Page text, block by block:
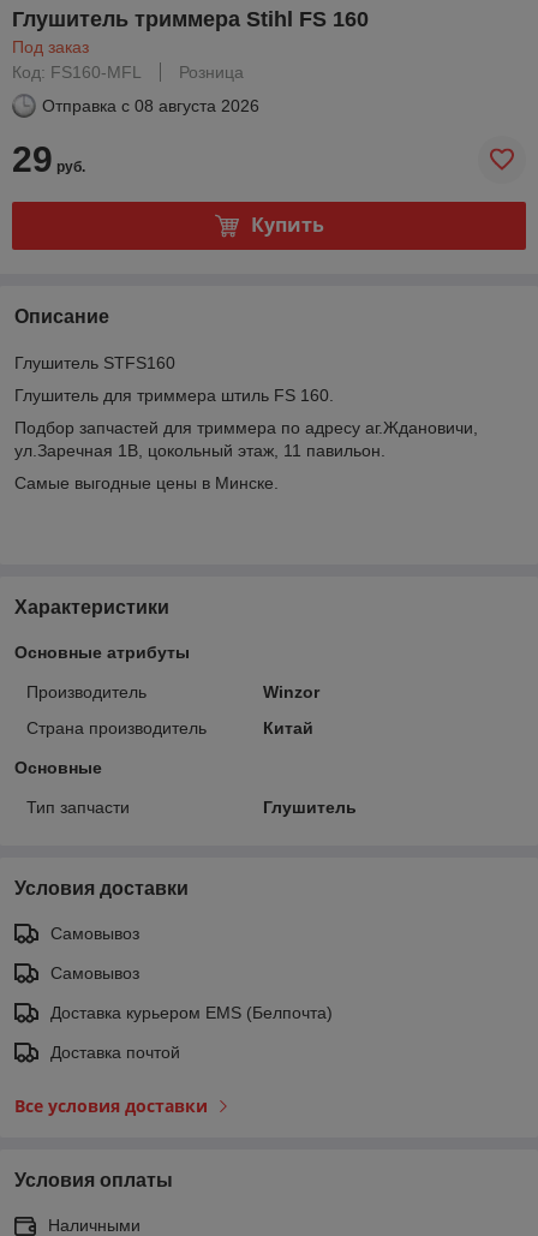
Глушитель триммера Stihl FS 160
Под заказ
Код: FS160-MFL
Розница
Отправка с 08 августа 2026
29 руб.
Купить
Описание
Глушитель STFS160
Глушитель для триммера штиль FS 160.
Подбор запчастей для триммера по адресу аг.Ждановичи,
ул.Заречная 1В, цокольный этаж, 11 павильон.
Самые выгодные цены в Минске.
Характеристики
Основные атрибуты
Производитель
Winzor
Страна производитель
Китай
Основные
Тип запчасти Глушитель
Условия доставки
Самовывоз
Самовывоз
Доставка курьером EMS (Белпочта)
Доставка почтой
Все условия доставки
Условия оплаты
Наличными